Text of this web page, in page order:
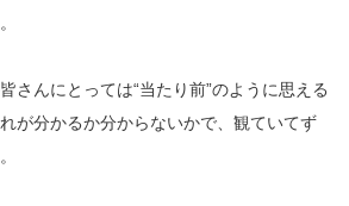
さんにとっては“当たり前”のように思える
が分かるか分からないかで、観ていてず